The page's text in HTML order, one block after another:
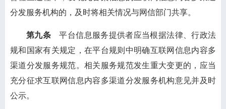
分发服务机构的，及时将相关情况与网信部门共享。
第九条 平台信息服务提供者应当根据法律、行政法
规和国家有关规定，在平台规则中明确互联网信息内容多
渠道分发服务规范。相关服务规范发生重大变更的，应当
充分征求互联网信息内容多渠道分发服务机构意见并及时
公示。